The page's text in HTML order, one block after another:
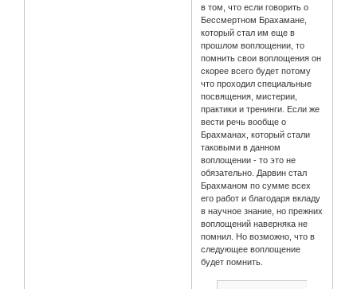
в том, что если говорить о
Бессмертном Брахамане,
который стал им еще в
прошлом воплощении, то
помнить свои воплощения он
скорее всего будет потому
что проходил специальные
посвящения, мистерии,
практики и тренинги. Если же
вести речь вообще о
Брахманах, который стали
таковыми в данном
воплощении - то это не
обязательно. Дарвин стал
Брахманом по сумме всех
его работ и благодаря вкладу
в научное знание, но прежних
воплощений наверняка не
помнил. Но возможно, что в
следующее воплощение
будет помнить.